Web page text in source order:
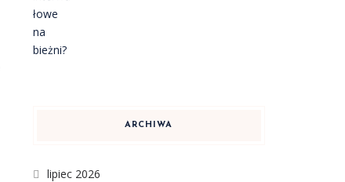
ARCHIWA
lipiec 2026